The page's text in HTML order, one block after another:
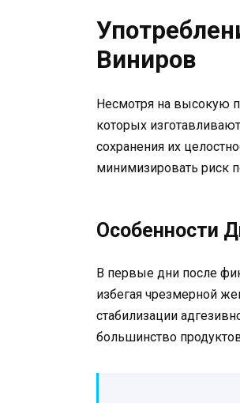
Виниров
Несмотря на высокую
которых
сохранения их
минимизировать риск
Особенности
В первые дни после
избегая чрезмерной
стабилизации
большинство